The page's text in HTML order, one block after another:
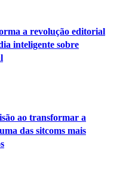
a revolução editorial
inteligente sobre
ao transformar a
das sitcoms mais